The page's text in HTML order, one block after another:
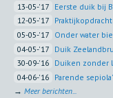
13-05-'17 Eerste duik bij
12-05-'17
05-05-'17 Onder water
04-05-'17 Duik
30-09-'16 Duiken zonder
04-06-'16 Parende
→ Meer berichten...